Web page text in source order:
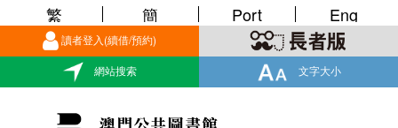
讀者登入(續借/預約)
網站搜索 文字大小
繁 簡 Port Eng